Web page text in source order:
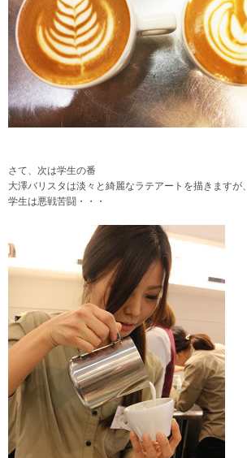
さて、次は学生の番
大澤バリスタは淡々と綺麗なラテアートを描きますが、
学生は悪戦苦闘・・・